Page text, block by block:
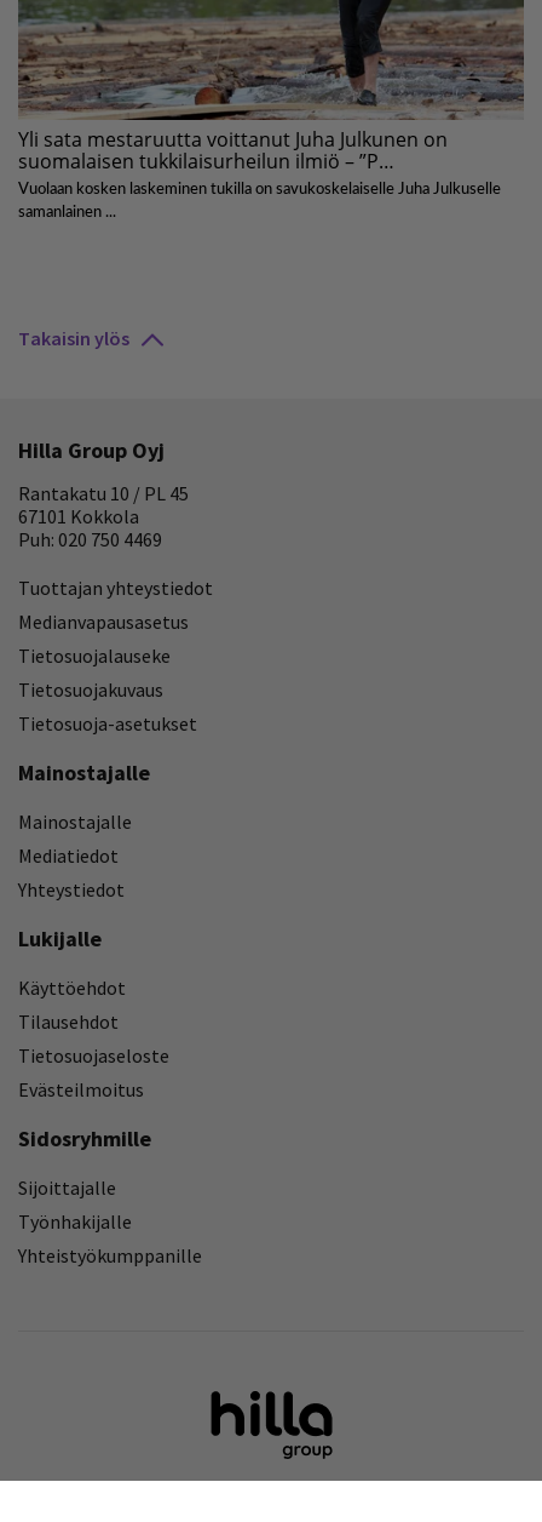
Takaisin ylös
Hilla Group Oyj
Rantakatu 10 / PL 45
67101 Kokkola
Puh: 020 750 4469
Tuottajan yhteystiedot
Medianvapausasetus
Tietosuojalauseke
Tietosuojakuvaus
Tietosuoja-asetukset
Mainostajalle
Mainostajalle
Mediatiedot
Yhteystiedot
Lukijalle
Käyttöehdot
Tilausehdot
Tietosuojaseloste
Evästeilmoitus
Sidosryhmille
Sijoittajalle
Työnhakijalle
Yhteistyökumppanille